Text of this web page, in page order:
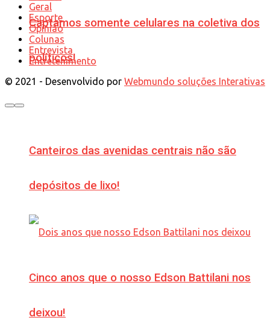
Captamos somente celulares na coletiva dos
políticos!
Canteiros das avenidas centrais não são
depósitos de lixo!
Cinco anos que o nosso Edson Battilani nos
deixou!
Geral
Esporte
Opinião
Colunas
Entrevista
Entretenimento
© 2021 - Desenvolvido por Webmundo soluções Interativas